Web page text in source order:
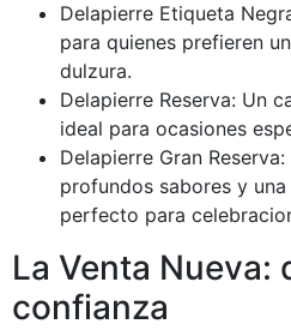
Delapierre Etiqueta
para quienes prefieren
dulzura.
Delapierre Reserva: Un
ideal para ocasiones
Delapierre Gran
profundos sabores y
perfecto para
La Venta
confianza